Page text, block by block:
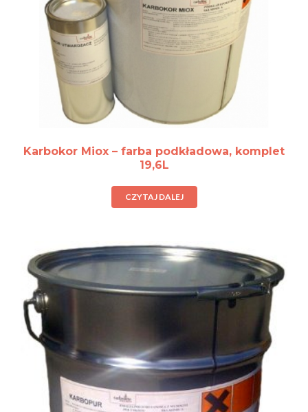
Karbokor Miox – farba podkładowa, komplet
19,6L
CZYTAJ DALEJ